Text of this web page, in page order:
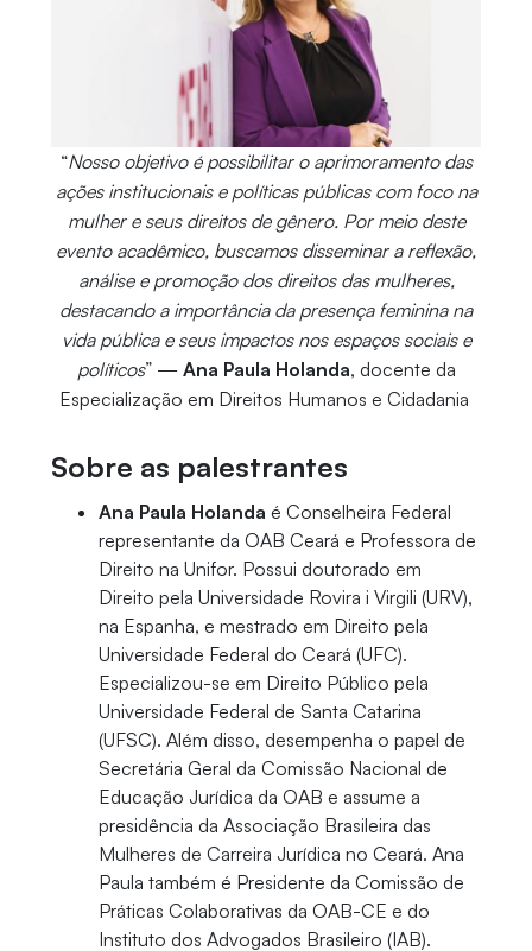
“Nosso objetivo é possibilitar o aprimoramento das
ações institucionais e políticas públicas com foco na
mulher e seus direitos de gênero. Por meio deste
evento acadêmico, buscamos disseminar a reflexão,
análise e promoção dos direitos das mulheres,
destacando a importância da presença feminina na
vida pública e seus impactos nos espaços sociais e
políticos” — Ana Paula Holanda, docente da
Especialização em Direitos Humanos e Cidadania
Sobre as palestrantes
Ana Paula Holanda é Conselheira Federal
representante da OAB Ceará e Professora de
Direito na Unifor. Possui doutorado em
Direito pela Universidade Rovira i Virgili (URV),
na Espanha, e mestrado em Direito pela
Universidade Federal do Ceará (UFC).
Especializou-se em Direito Público pela
Universidade Federal de Santa Catarina
(UFSC). Além disso, desempenha o papel de
Secretária Geral da Comissão Nacional de
Educação Jurídica da OAB e assume a
presidência da Associação Brasileira das
Mulheres de Carreira Jurídica no Ceará. Ana
Paula também é Presidente da Comissão de
Práticas Colaborativas da OAB-CE e do
Instituto dos Advogados Brasileiro (IAB).